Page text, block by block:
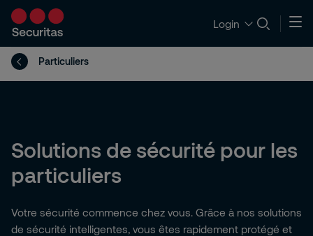
Login
Particuliers
Solutions de sécurité pour les
particuliers
Votre sécurité commence chez vous. Grâce à nos solutions
de sécurité intelligentes, vous êtes rapidement protégé et